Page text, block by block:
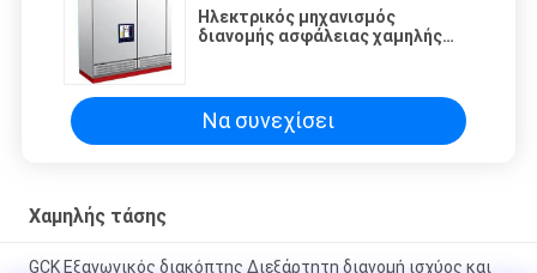
Ηλεκτρικός μηχανισμός
διανομής ασφάλειας χαμηλής
GGD1
Να συνεχίσει
Χαμηλής τάσης
GCK Εξαγωγικός διακόπτης ∆ιεξάρτητη διανομή ισχύος και